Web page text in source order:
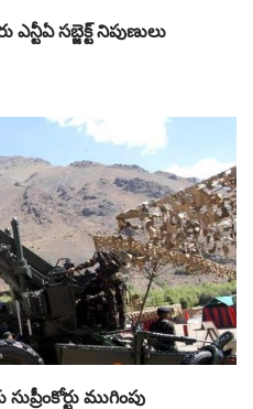
ఎన్టీఏ స‌బ్జెక్ట్ నిపుణులు
ముగింపు